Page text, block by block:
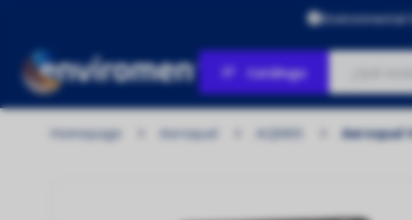
Catálogo
Homepage Aeroqual AQM65 Aeroqual